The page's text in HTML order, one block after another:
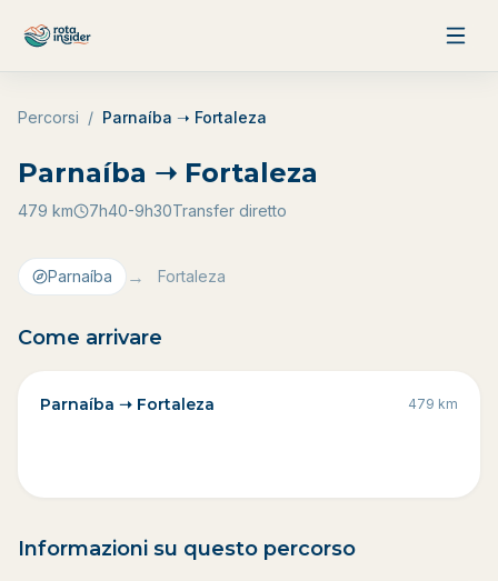
Percorsi / Parnaíba ➝ Fortaleza
Parnaíba ➝ Fortaleza
479 km 7h40-9h30Transfer diretto
Parnaíba → Fortaleza
Come arrivare
Parnaíba ➝ Fortaleza 479 km
Informazioni su questo percorso